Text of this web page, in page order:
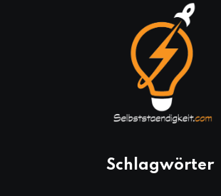
Schlagwörter